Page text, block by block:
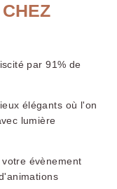
par 91% de
élégants où l'on
lumière
évènement